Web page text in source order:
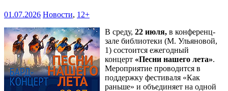
01.07.2026 Новости, 12+
В среду, 22 июля, в конференц-
зале библиотеки (М. Ульяновой,
1) состоится ежегодный
концерт «Песни нашего лета».
Мероприятие проводится в
поддержку фестиваля «Как
раньше» и объединяет на одной